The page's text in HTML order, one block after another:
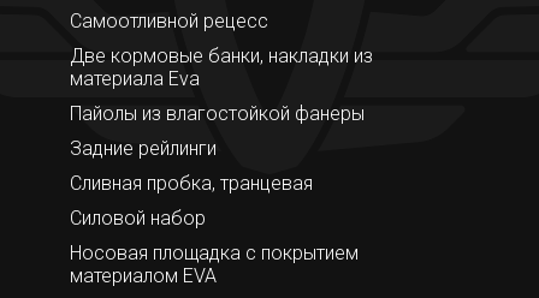
Самоотливной рецесс
Две кормовые банки, накладки из
материала Eva
Пайолы из влагостойкой фанеры
Задние рейлинги
Сливная пробка, транцевая
Силовой набор
Носовая площадка с покрытием
материалом EVA